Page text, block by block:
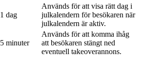
1 dag
Används för att visa rätt dag i
julkalendern för besökaren när
julkalendern är aktiv.
5 minuter
Används för att komma ihåg
att besökaren stängt ned
eventuell takeoverannons.